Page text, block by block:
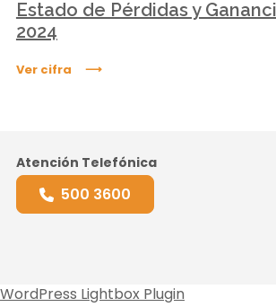
Estado de Pérdidas y
2024
Ver cifra
Atención Telefónica
500 3600
WordPress Lightbox Plugin